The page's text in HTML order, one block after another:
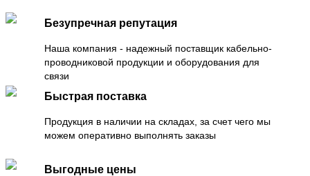
Безупречная репутация
Наша компания - надежный поставщик кабельно-
проводниковой продукции и оборудования для
связи
Быстрая поставка
Продукция в наличии на складах, за счет чего мы
можем оперативно выполнять заказы
Выгодные цены